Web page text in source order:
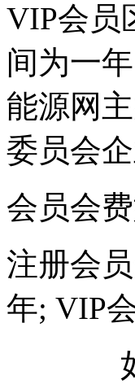
VIP会员
间为一
能源网
委员会企
会员会费
注册会
年; VIP
如需